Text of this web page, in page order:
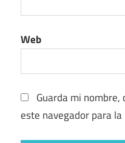
Web
Guarda mi
este navegador para